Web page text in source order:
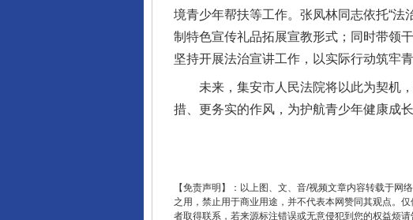
境青少年帮扶等工作。张凤林同志依托“法
制特色宣传礼品拓展宣教形式；同时带领
坚持开展法治宣讲工作，以实际行动筑牢
未来，集安市人民法院将以此为契机，
措、更务实的作风，为护航青少年健康成
【免责声明】：以上图、文、音/视频文章内容转载于
之用，禁止用于商业用途，并不代表本网赞同其观点。
者取得联系，若来源标注错误或无意侵犯到您的权益烦